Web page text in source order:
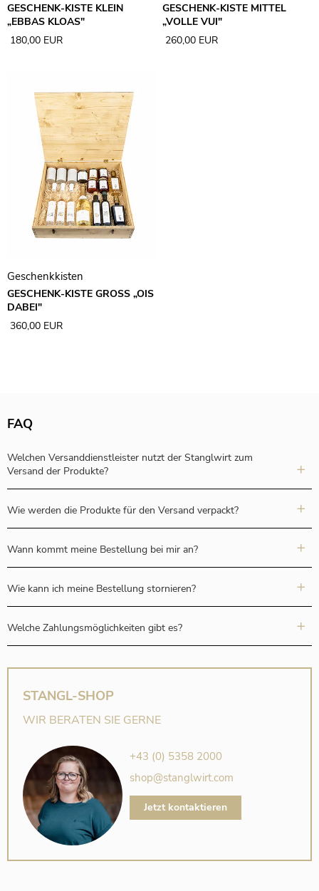
GESCHENK-KISTE KLEIN
„EBBAS KLOAS"
180,00 EUR
GESCHENK-KISTE MITTEL
„VOLLE VUI"
260,00 EUR
Geschenkkisten
GESCHENK-KISTE GROSS „OIS
DABEI"
360,00 EUR
FAQ
Welchen Versanddienstleister nutzt der Stanglwirt zum
Versand der Produkte?
Wie werden die Produkte für den Versand verpackt?
Wann kommt meine Bestellung bei mir an?
Wie kann ich meine Bestellung stornieren?
Welche Zahlungsmöglichkeiten gibt es?
STANGL-SHOP
WIR BERATEN SIE GERNE
+43 (0) 5358 2000
shop@stanglwirt.com
Jetzt kontaktieren